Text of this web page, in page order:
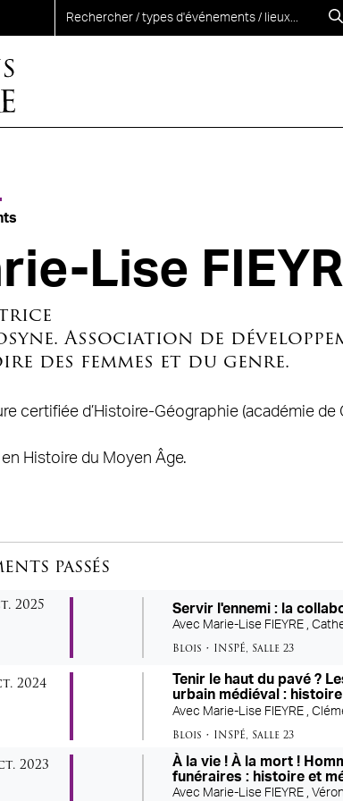
Lise
Association de
des femmes et du genre.
certifiée d’Histoire-Géographie (académie de
en Histoire du Moyen Âge.
passés
2025 Servir l'ennemi : la
Avec Marie-Lise FIEYRE ,
Blois • INSPÉ, Salle 23
2024
Tenir le haut du pavé ?
urbain médiéval :
Avec Marie-Lise FIEYRE ,
Blois • INSPÉ, Salle 23
2023
À la vie ! À la mort !
funéraires : histoire et
Avec Marie-Lise FIEYRE ,